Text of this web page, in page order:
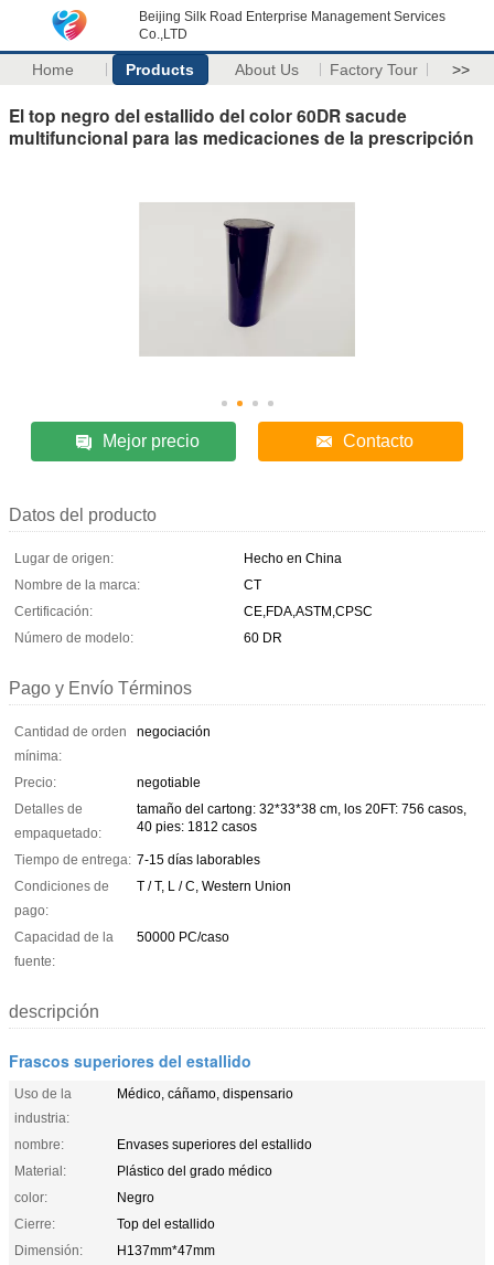
Beijing Silk Road Enterprise Management Services
Co.,LTD
Home Products About Us Factory Tour >>
El top negro del estallido del color 60DR sacude
multifuncional para las medicaciones de la prescripción
Mejor precio Contacto
Datos del producto
Lugar de origen:
Hecho en China
Nombre de la marca:
CT
Certificación:
CE,FDA,ASTM,CPSC
Número de modelo:
60 DR
Pago y Envío Términos
Cantidad de orden
mínima:
negociación
Precio:
negotiable
Detalles de
empaquetado:
tamaño del cartong: 32*33*38 cm, los 20FT: 756 casos,
40 pies: 1812 casos
Tiempo de entrega: 7-15 días laborables
Condiciones de
pago:
T / T, L / C, Western Union
Capacidad de la
fuente:
50000 PC/caso
descripción
Frascos superiores del estallido
Uso de la
industria:
Médico, cáñamo, dispensario
nombre:
Envases superiores del estallido
Material:
Plástico del grado médico
color:
Negro
Cierre:
Top del estallido
Dimensión:
H137mm*47mm